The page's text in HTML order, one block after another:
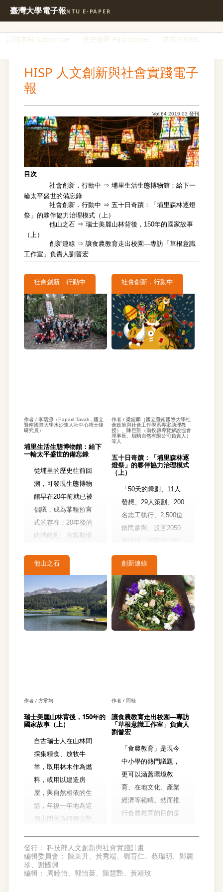
臺灣大學電子報NTU E-PAPER
訂閱本報 Subscribe 歷史報區 Past Issues 首頁 HOME
HISP 人文創新與社會實踐電子
報
Vol.64 2019.03 發刊
目次
社會創新．行動中 ⇒ 埔里生活生態博物館：給下一
輪太平盛世的備忘錄
社會創新．行動中 ⇒ 五十日奇蹟：「埔里森林逐燈
祭」的夥伴協力治理模式（上）
他山之石 ⇒ 瑞士美麗山林背後，150年的國家故事
（上）
創新連線 ⇒ 讓食農教育走出校園—專訪「草根意識
工作室」負責人劉晉宏
社會創新．行動中
作者 / 李瑞源（Paparil Tavali，國立
暨南國際大學水沙連人社中心博士後
研究員）
埔里生活生態博物館：給下
一輪太平盛世的備忘錄
從埔里的歷史往前回
溯，可發現生態博物
館早在20年前就已被
倡議，成為某種預言
式的存在；20年後的
此時此刻，在客觀情
條件下，打開塵封已
久的許願盒，不經意
地成為留給下一世代
的備忘錄。
社會創新．行動中
作者 / 梁鎧麟（國立暨南國際大學社
會政策與社會工作學系專案助理教
授）、陳巨凱（南投縣導覽解說協會
理事長、順騎自然有限公司負責人）
等人
五十日奇蹟：「埔里森林逐
燈祭」的夥伴協力治理模式
（上）
「50天的籌劃、11人
發想、29人策劃、200
名志工執行、2,500位
鎮民參與、設置2050
人關注」，這是今年
初獲得在地眾多迴響
的「埔里森林逐燈
祭」的幾個關鍵數
字，由一群不到40歲
青年所組成的團隊，
在短短的時間內，打
他山之石
作者 / 方常均
瑞士美麗山林背後，150年的
國家故事（上）
自古瑞士人在山林間
採集糧食、放牧牛
羊，取用林木作為燃
料，或用以建造房
屋，與自然相依的生
活，年復一年地為這
個山間民族鍛鍊出堅
瑞士已經不再以農牧
業為主，「與山共
存」仍舊被視為民族
創新連線
作者 / 阿桂
讓食農教育走出校園—專訪
「草根意識工作室」負責人
劉晉宏
「食農教育」是現今
中小學的熱門議題，
更可以涵蓋環境教
育、在地文化、產業
經濟等範疇。然而推
行食農教育的目的是
麼實質上的幫助？除
了在學校現場之外，
教育的推廣可能更為
發行：
科技部人文創新與社會實踐計畫
編輯委員會：
陳東升、黃秀端、鄧育仁、蔡瑞明、鄭麗
珍、謝國興
編輯：
周睦怡、郭怡棻、陳慧艷、黃靖玫